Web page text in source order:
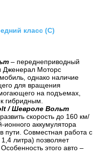
класс (C)
– переднеприводный
Дженерал Моторс
однако наличие
для вращения
на подъемах,
гибридным.
/ Шевроле Вольт
скорость до 160 км/
ионного аккумулятора
пути. Совместная работа с
литра) позволяет
этого авто –